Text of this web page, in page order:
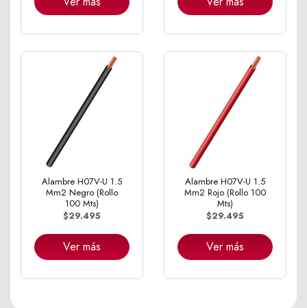
Alambre H07V-U 1.5
Mm2 Negro (Rollo
100 Mts)
$29.495
Ver más
Alambre H07V-U 1.5
Mm2 Rojo (Rollo 100
Mts)
$29.495
Ver más